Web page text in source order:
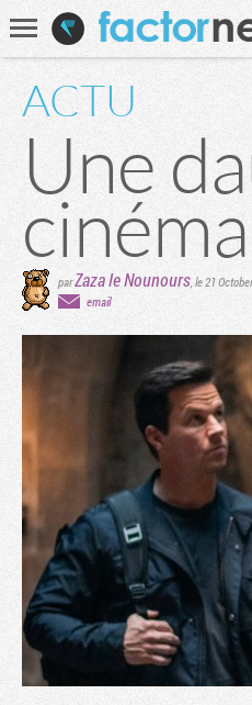
ACTU
Une
parZaza le Nounours,le 21
email